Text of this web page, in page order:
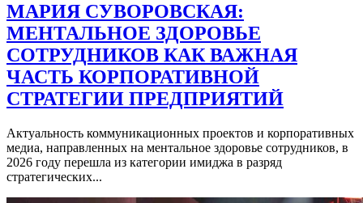
МАРИЯ СУВОРОВСКАЯ:
МЕНТАЛЬНОЕ ЗДОРОВЬЕ
СОТРУДНИКОВ КАК ВАЖНАЯ
ЧАСТЬ КОРПОРАТИВНОЙ
СТРАТЕГИИ ПРЕДПРИЯТИЙ
Актуальность коммуникационных проектов и корпоративных
медиа, направленных на ментальное здоровье сотрудников, в
2026 году перешла из категории имиджа в разряд
стратегических...